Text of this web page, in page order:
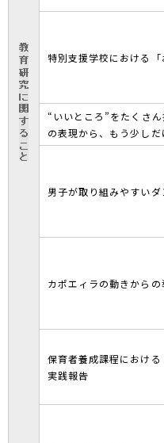
特別支援学校における
“いいところ”をたくさ
の表現から、もう少し
男子が取り組みやすい
カポエィラの動きからの
保育者養成課程におけ
実践報告